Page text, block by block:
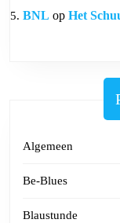
BNL op Het
Algemeen
Be-Blues
Blaustunde